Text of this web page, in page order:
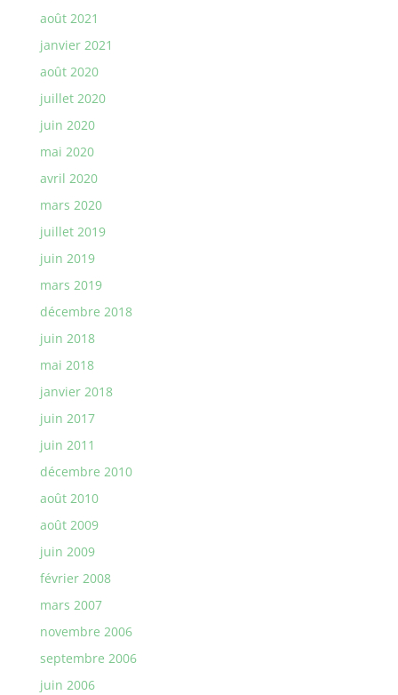
août 2021
janvier 2021
août 2020
juillet 2020
juin 2020
mai 2020
avril 2020
mars 2020
juillet 2019
juin 2019
mars 2019
décembre 2018
juin 2018
mai 2018
janvier 2018
juin 2017
juin 2011
décembre 2010
août 2010
août 2009
juin 2009
février 2008
mars 2007
novembre 2006
septembre 2006
juin 2006